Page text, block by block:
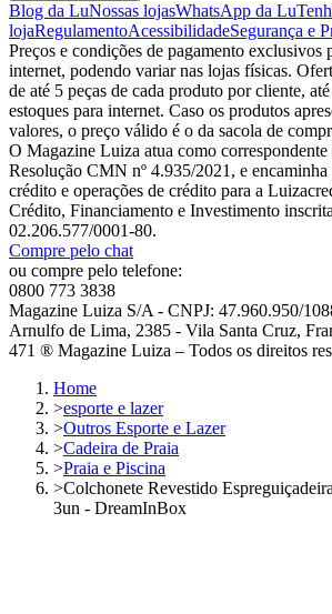
Blog da LuNossas lojasWhatsApp da Lu
lojaRegulamentoAcessibilidadeSegurança e
Preços e condições de pagamento exclusivos
internet, podendo variar nas lojas físicas.
de até 5 peças de cada produto por cliente,
estoques para internet. Caso os produtos
valores, o preço válido é o da sacola de
O Magazine Luiza atua como correspondente
Resolução CMN nº 4.935/2021, e encaminha
crédito e operações de crédito para a
Crédito, Financiamento e Investimento
02.206.577/0001-80.
Compre pelo chat
ou compre pelo telefone:
0800 773 3838
Magazine Luiza S/A - CNPJ: 47.960.950/
Arnulfo de Lima, 2385 - Vila Santa Cruz,
471 ® Magazine Luiza – Todos os direitos
Home
>esporte e lazer
>Outros Esporte e Lazer
>Cadeira de Praia
>Praia e Piscina
>Colchonete Revestido
3un - DreamInBox